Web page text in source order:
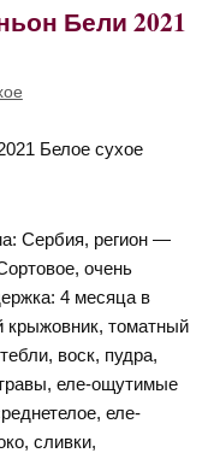
Бели 2021
Сербия, регион —
очень
4 месяца в
крыжовник, томатный
воск, пудра,
еле-ощутимые
еле-
сливки,